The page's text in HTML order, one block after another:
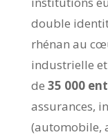
double
rhénan au
industrielle
de 35 000
assurances,
(automobile,